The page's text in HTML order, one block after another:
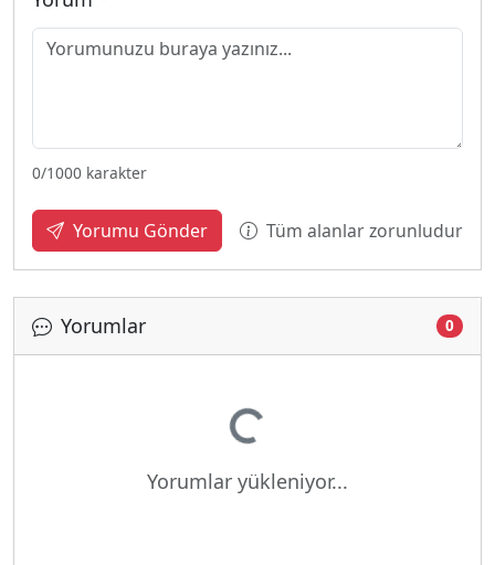
0/1000 karakter
Yorumu Gönder Tüm alanlar zorunludur
Yorumlar 0
Yükleniyor...
Yorumlar yükleniyor...